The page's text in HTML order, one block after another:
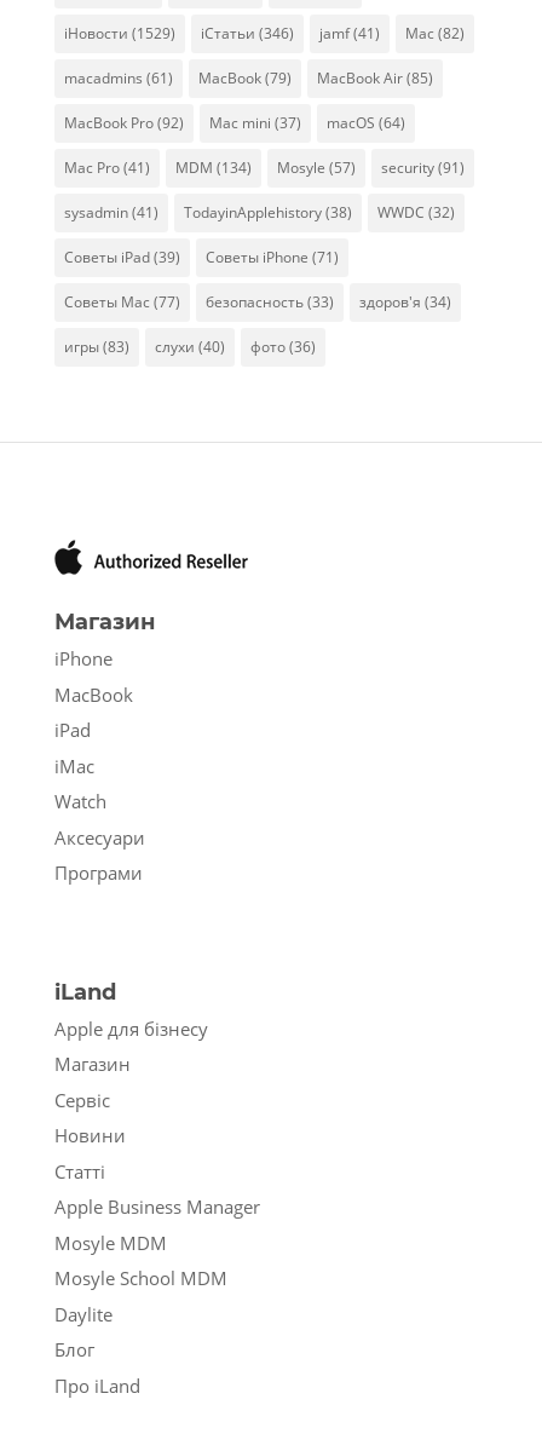
iНовости (1529) iСтатьи (346) jamf(41) Mac (82)
macadmins (61) MacBook(79) MacBook Air(85)
MacBook Pro(92) Mac mini (37) macOS (64)
Mac Pro(41) MDM (134) Mosyle (57) security(91)
sysadmin(41) TodayinApplehistory(38) WWDC (32)
Советы iPad(39) Советы iPhone (71)
Советы Mac (77) безопасность(33) здоров'я (34)
игры(83) слухи (40) фото(36)
Магазин
iPhone
MacBook
iPad
iMac
Watch
Аксесуари
Програми
iLand
Apple для бізнесу
Магазин
Сервіс
Новини
Статті
Apple Business Manager
Mosyle MDM
Mosyle School MDM
Daylite
Блог
Про iLand